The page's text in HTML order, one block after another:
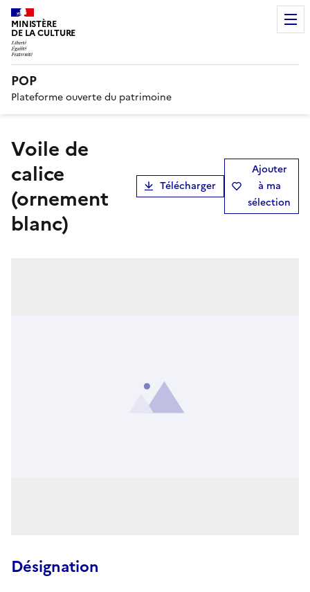
MINISTÈRE
DE LA CULTURE
POP
Plateforme ouverte du patrimoine
voile de
calice
(ornement
blanc)
Télécharger
Ajouter
à ma
sélection
Désignation